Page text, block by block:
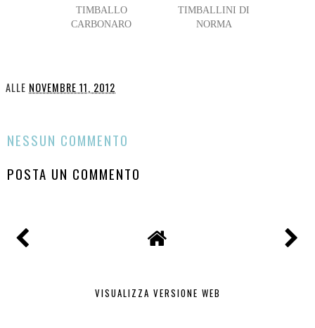
TIMBALLO
CARBONARO
TIMBALLINI DI
NORMA
ALLE NOVEMBRE 11, 2012
NESSUN COMMENTO
POSTA UN COMMENTO
VISUALIZZA VERSIONE WEB